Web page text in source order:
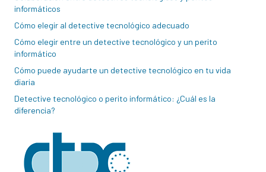
informáticos
Cómo elegir al detective tecnológico adecuado
Cómo elegir entre un detective tecnológico y un perito
informático
Cómo puede ayudarte un detective tecnológico en tu vida
diaria
Detective tecnológico o perito informático: ¿Cuál es la
diferencia?